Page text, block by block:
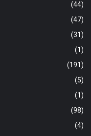
(44)
(47)
(31)
(1)
(191)
(5)
(1)
(98)
(4)